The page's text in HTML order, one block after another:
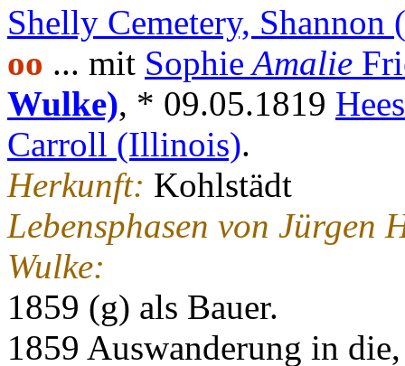
Shelly Cemetery,
oo ... mit SophieAmalie
Wulke), * 09.05.1819
Carroll (Illinois).
Herkunft: Kohlstädt
Lebensphasen von Jürgen
Wulke:
1859 (g) als Bauer.
1859 Auswanderung in